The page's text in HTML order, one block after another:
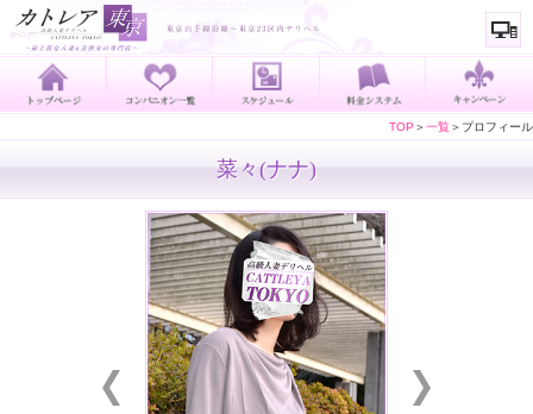
TOP ＞一覧＞プロフィール
菜々(ナナ)